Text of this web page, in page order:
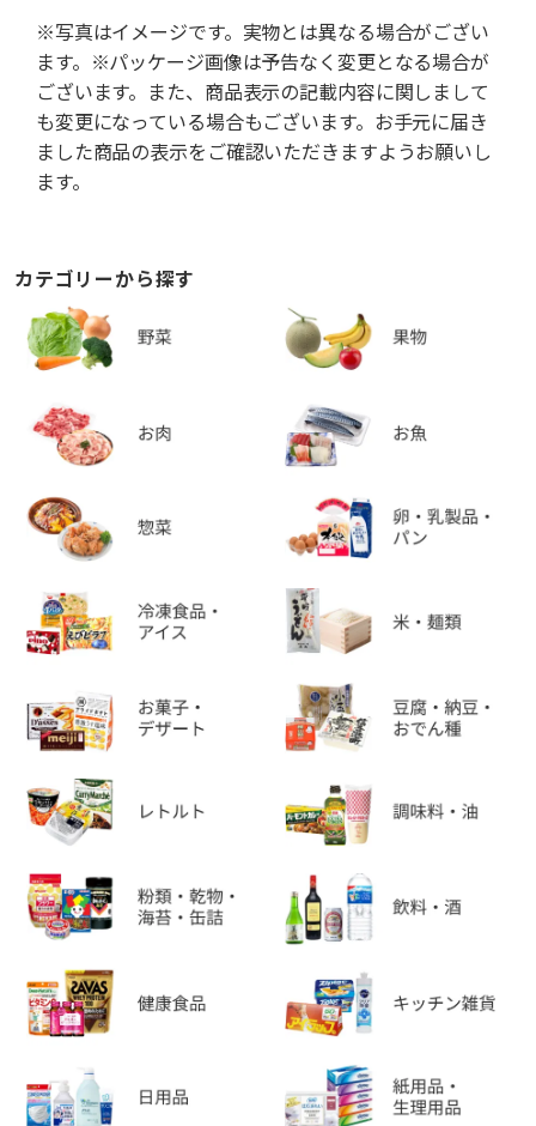
※写真はイメージです。実物とは異なる場合がござい
ます。※パッケージ画像は予告なく変更となる場合が
ございます。また、商品表示の記載内容に関しまして
も変更になっている場合もございます。お手元に届き
ました商品の表示をご確認いただきますようお願いし
ます。
カテゴリーから探す